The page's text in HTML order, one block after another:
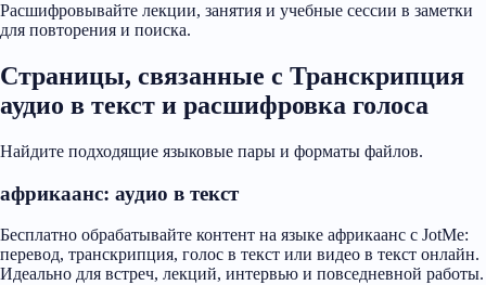
Расшифровывайте лекции, занятия и учебные сессии в заметки
для повторения и поиска.
Страницы, связанные с Транскрипция
аудио в текст и расшифровка голоса
Найдите подходящие языковые пары и форматы файлов.
африкаанс: аудио в текст
Бесплатно обрабатывайте контент на языке африкаанс с JotMe:
перевод, транскрипция, голос в текст или видео в текст онлайн.
Идеально для встреч, лекций, интервью и повседневной работы.